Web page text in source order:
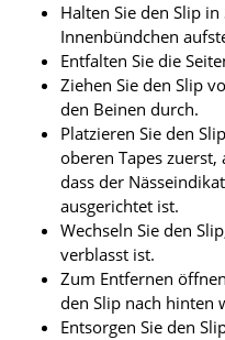
Halten Sie den Slip
Innenbündchen
Entfalten Sie die
Ziehen Sie den Slip
den Beinen durch.
Platzieren Sie den
oberen Tapes zuerst,
dass der
ausgerichtet ist.
Wechseln Sie den
verblasst ist.
Zum Entfernen
den Slip nach hinten
Entsorgen Sie den